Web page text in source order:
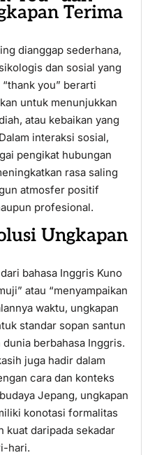
Terima
dianggap sederhana,
dan sosial yang
you” berarti
untuk menunjukkan
atau kebaikan yang
interaksi sosial,
pengikat hubungan
rasa saling
atmosfer positif
profesional.
Ungkapan
bahasa Inggris Kuno
atau “menyampaikan
waktu, ungkapan
standar sopan santun
berbahasa Inggris.
juga hadir dalam
cara dan konteks
Jepang, ungkapan
konotasi formalitas
kuat daripada sekadar
hari.